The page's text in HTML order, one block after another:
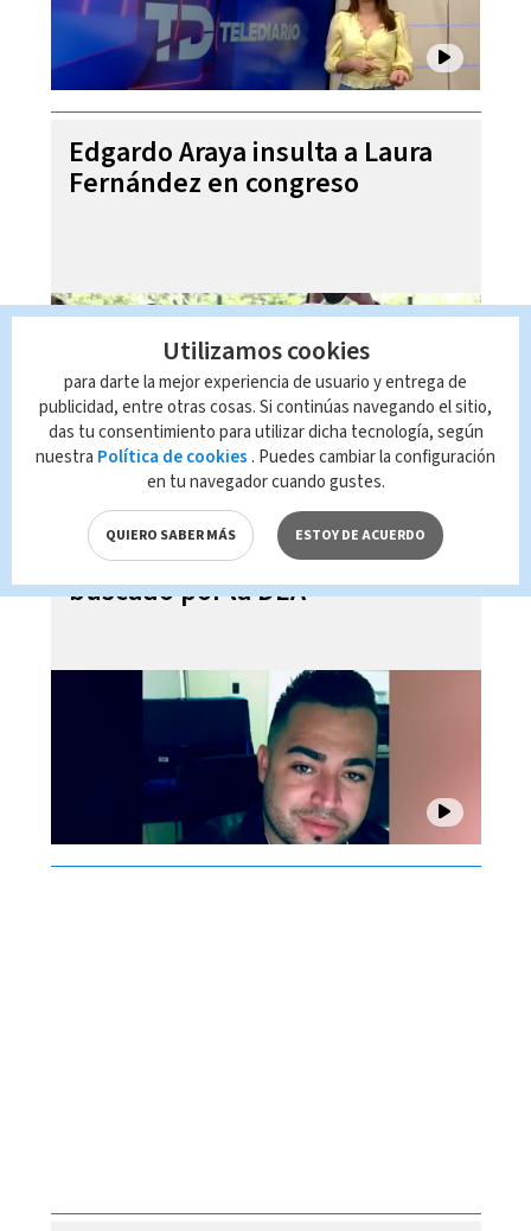
Edgardo Araya insulta a Laura
Fernández en congreso
Oficial entrenado por EU
resulta ser narcotraficante
buscado por la DEA
Utilizamos cookies
para darte la mejor experiencia de usuario y entrega de
publicidad, entre otras cosas. Si continúas navegando el sitio,
das tu consentimiento para utilizar dicha tecnología, según
nuestra Política de cookies . Puedes cambiar la configuración
en tu navegador cuando gustes.
QUIERO SABER MÁS ESTOY DE ACUERDO